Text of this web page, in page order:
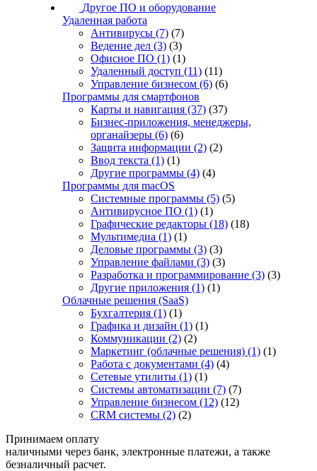
Другое ПО и оборудование
Удаленная работа
Антивирусы (7) (7)
Ведение дел (3) (3)
Офисное ПО (1) (1)
Удаленный доступ (11) (11)
Управление бизнесом (6) (6)
Программы для смартфонов
Карты и навигация (37) (37)
Бизнес-приложения, менеджеры,
органайзеры (6) (6)
Защита информации (2) (2)
Ввод текста (1) (1)
Другие программы (4) (4)
Программы для macOS
Системные программы (5) (5)
Антивирусное ПО (1) (1)
Графические редакторы (18) (18)
Мультимедиа (1) (1)
Деловые программы (3) (3)
Управление файлами (3) (3)
Разработка и программирование (3) (3)
Другие приложения (1) (1)
Облачные решения (SaaS)
Бухгалтерия (1) (1)
Графика и дизайн (1) (1)
Коммуникации (2) (2)
Маркетинг (облачные решения) (1) (1)
Работа с документами (4) (4)
Сетевые утилиты (1) (1)
Системы автоматизации (7) (7)
Управление бизнесом (12) (12)
CRM системы (2) (2)
Принимаем оплату
наличными через банк, электронные платежи, а также
безналичный расчет.